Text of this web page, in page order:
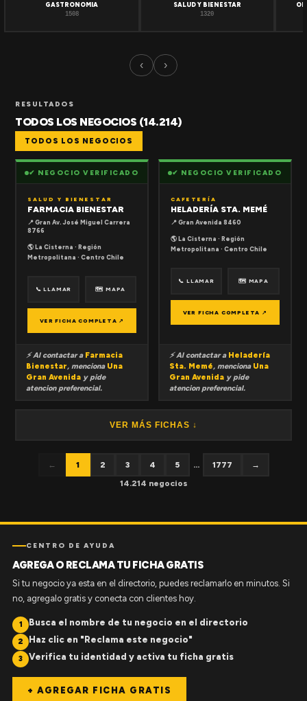
GASTRONOMIA
1508
SALUD Y BIENESTAR
1320
‹ ›
RESULTADOS
TODOS LOS NEGOCIOS (14.214)
TODOS LOS NEGOCIOS
✔ NEGOCIO VERIFICADO
SALUD Y BIENESTAR
FARMACIA BIENESTAR
📍 Gran Av. José Miguel Carrera
8766
🌎 La Cisterna · Región
Metropolitana · Centro Chile
📞 LLAMAR 🗺 MAPA
VER FICHA COMPLETA ↗
⚡ Al contactar a Farmacia
Bienestar, menciona Una
Gran Avenida y pide
atencion preferencial.
✔ NEGOCIO VERIFICADO
CAFETERÍA
HELADERÍA STA. MEMÉ
📍 Gran Avenida 8460
🌎 La Cisterna · Región
Metropolitana · Centro Chile
📞 LLAMAR 🗺 MAPA
VER FICHA COMPLETA ↗
⚡ Al contactar a Heladería
Sta. Memé, menciona Una
Gran Avenida y pide
atencion preferencial.
VER MÁS FICHAS ↓
← 1 2 3 4 5 ... 1777
→
14.214 negocios
CENTRO DE AYUDA
AGREGA O RECLAMA TU FICHA GRATIS
Si tu negocio ya esta en el directorio, puedes reclamarlo en minutos. Si
no, agregalo gratis y conecta con clientes hoy.
1 Busca el nombre de tu negocio en el directorio
2 Haz clic en "Reclama este negocio"
3 Verifica tu identidad y activa tu ficha gratis
+ AGREGAR FICHA GRATIS